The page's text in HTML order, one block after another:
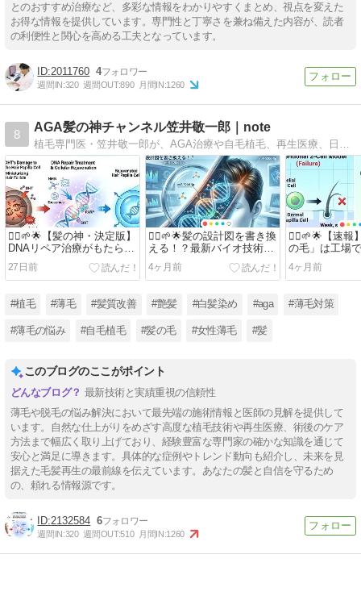
とのおすすめ治療など、多彩な情報をわかりやすくまとめ、視点を変えた
お得な情報を提供しています。専門性と丁寧さを兼ね備えた内容が、読者
の利便性と関心を高める工夫となっています。
2011760 4
週間IN:320 週間OUT:890 月間IN:1260
8
AGA髪の神チャンネル笠井敬一郎｜note
💇‍♂️🌱🌟【髪の神・決定版】
DNAリペア治療がもたらす
AGA治療革命：DHTの攻撃
と遺伝子の傷を修復する究
極のメカニズム🌟🧬🧪💉⚕️
27日前
💇‍♂️🌱🌟髪の設計図を書き換
える！？最新バイオ技術
「miR-520d-5p」が切り拓
く、ハゲない未来の物語🌟
🧬🧪💉⚕️
4ヶ月前
💇‍♂️🌱🌟【速報
の毛」は工場
へ。理研×オ
が成し遂げた
シン・時代
4ヶ月前
#植毛 #薄毛 #髪質改善 #艶髪 #白髪染め #aga #薄毛対策
#薄毛の悩み #自毛植毛 #髪の毛 #女性薄毛 #髪
このブログのここがポイント
最新技術と実績重視の信頼性
薄毛や脱毛の悩み解決において最先端の施術情報と医師の見解を提供して
います。自然な仕上がりをめざす高度な植毛技術や再生医療、術後のケア
方法まで幅広く取り上げており、経験豊富な専門家の確かな知識を通じて
安心と満足に導きます。具体的な症例やトレンド動向も紹介し、未来を見
据えた毛髪再生の最前線を伝えています。あなたの髪と自信を守るため
の、頼れる情報源です。
2132584 6
週間IN:320 週間OUT:510 月間IN:1260